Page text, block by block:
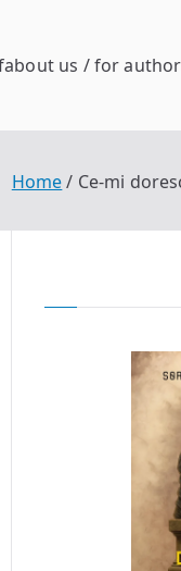
about us / for
Home Ce-mi